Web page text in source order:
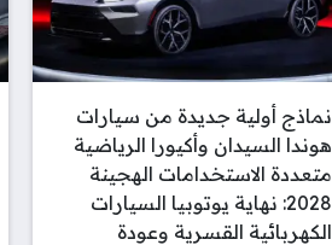
نماذج أولية جديدة من سيارات
هوندا السيدان وأكيورا الرياضية
متعددة الاستخدامات الهجينة
2028: نهاية يوتوبيا السيارات
الكهربائية القسرية وعودة